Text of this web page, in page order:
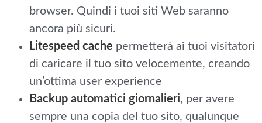
browser. Quindi i tuoi siti Web saranno
ancora più sicuri.
Litespeed cache permetterà ai tuoi visitatori
di caricare il tuo sito velocemente, creando
un’ottima user experience
Backup automatici giornalieri, per avere
sempre una copia del tuo sito, qualunque